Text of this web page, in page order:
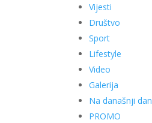
Vijesti
Društvo
Sport
Lifestyle
Video
Galerija
Na današnji dan
PROMO